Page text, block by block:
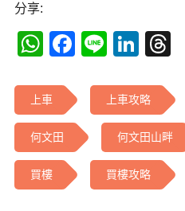
分享:
WhatsApp
Facebook
Line
上車 上車攻略
何文田 何文田山畔
買樓 買樓攻略